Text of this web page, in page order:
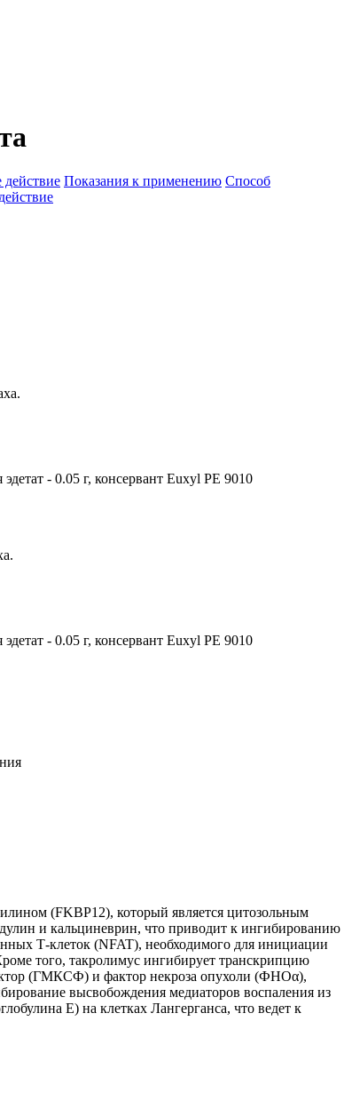
действие Показания к применению Способ
- 0.05 г, консервант Euxyl PE 9010
- 0.05 г, консервант Euxyl PE 9010
(FKBP12), который является цитозольным
и кальциневрин, что приводит к ингибированию
Т-клеток (NFAT), необходимого для инициации
того, такролимус ингибирует транскрипцию
(ГМКСФ) и фактор некроза опухоли (ФНОα),
высвобождения медиаторов воспаления из
Е) на клетках Лангерганса, что ведет к